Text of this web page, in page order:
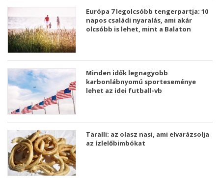
Európa 7 legolcsóbb tengerpartja: 10
napos családi nyaralás, ami akár
olcsóbb is lehet, mint a Balaton
Minden idők legnagyobb
karbonlábnyomú sporteseménye
lehet az idei futball-vb
Taralli: az olasz nasi, ami elvarázsolja
az ízlelőbimbókat